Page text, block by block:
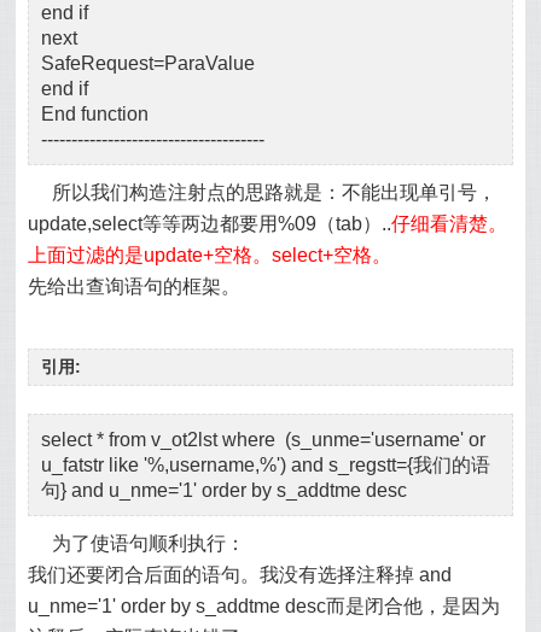
end if
next
SafeRequest=ParaValue
end if
End function
-------------------------------------
所以我们构造注射点的思路就是：不能出现单引号，
update,select等等两边都要用%09（tab）..仔细看清楚。
上面过滤的是update+空格。select+空格。
先给出查询语句的框架。
引用:
select * from v_ot2lst where (s_unme='username' or
u_fatstr like '%,username,%') and s_regstt={我们的语
句} and u_nme='1' order by s_addtme desc
为了使语句顺利执行：
我们还要闭合后面的语句。我没有选择注释掉 and
u_nme='1' order by s_addtme desc而是闭合他，是因为